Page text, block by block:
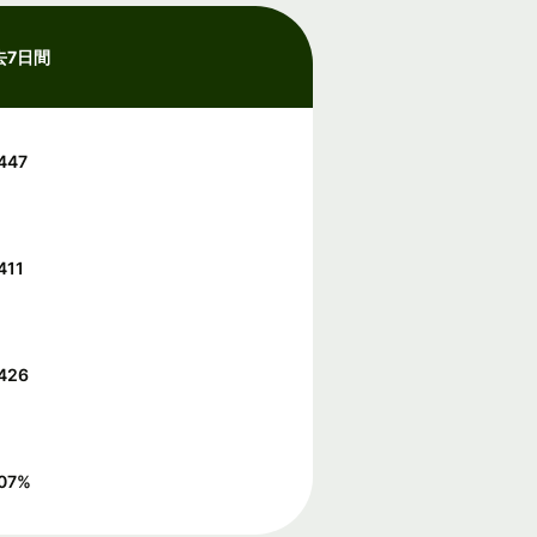
7日間
%